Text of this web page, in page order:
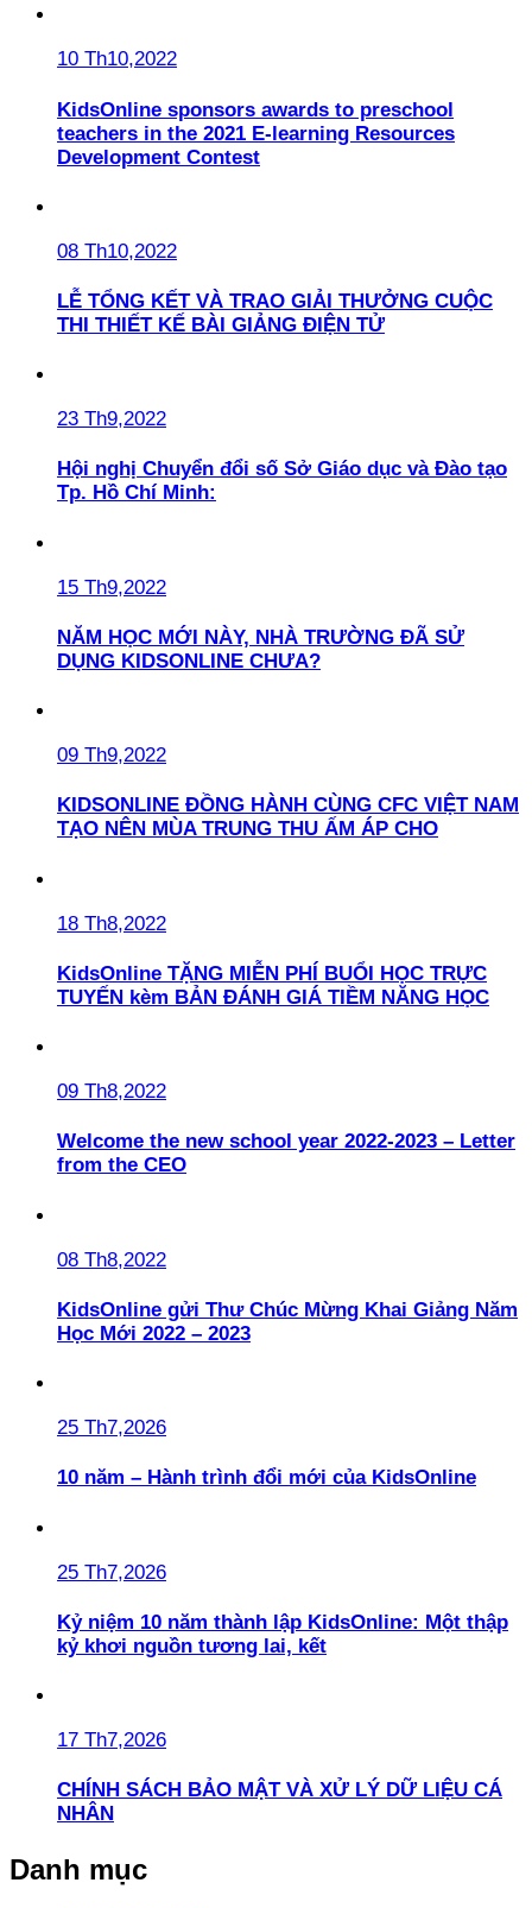
10 Th10,2022
KidsOnline sponsors awards to preschool
teachers in the 2021 E-learning Resources
Development Contest
08 Th10,2022
LỄ TỔNG KẾT VÀ TRAO GIẢI THƯỞNG CUỘC
THI THIẾT KẾ BÀI GIẢNG ĐIỆN TỬ
23 Th9,2022
Hội nghị Chuyển đổi số Sở Giáo dục và Đào tạo
Tp. Hồ Chí Minh:
15 Th9,2022
NĂM HỌC MỚI NÀY, NHÀ TRƯỜNG ĐÃ SỬ
DỤNG KIDSONLINE CHƯA?
09 Th9,2022
KIDSONLINE ĐỒNG HÀNH CÙNG CFC VIỆT NAM
TẠO NÊN MÙA TRUNG THU ẤM ÁP CHO
18 Th8,2022
KidsOnline TẶNG MIỄN PHÍ BUỔI HỌC TRỰC
TUYẾN kèm BẢN ĐÁNH GIÁ TIỀM NĂNG HỌC
09 Th8,2022
Welcome the new school year 2022-2023 – Letter
from the CEO
08 Th8,2022
KidsOnline gửi Thư Chúc Mừng Khai Giảng Năm
Học Mới 2022 – 2023
25 Th7,2026
10 năm – Hành trình đổi mới của KidsOnline
25 Th7,2026
Kỷ niệm 10 năm thành lập KidsOnline: Một thập
kỷ khơi nguồn tương lai, kết
17 Th7,2026
CHÍNH SÁCH BẢO MẬT VÀ XỬ LÝ DỮ LIỆU CÁ
NHÂN
Danh mục